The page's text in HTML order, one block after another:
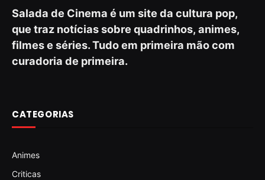
Salada de Cinema é um site da cultura pop,
que traz notícias sobre quadrinhos, animes,
filmes e séries. Tudo em primeira mão com
curadoria de primeira.
CATEGORIAS
Animes
Criticas